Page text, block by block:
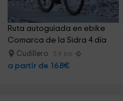
Ruta autoguiada en ebike
Comarca de la Sidra 4 día
Cudillero 3.9 km
a partir de 168€